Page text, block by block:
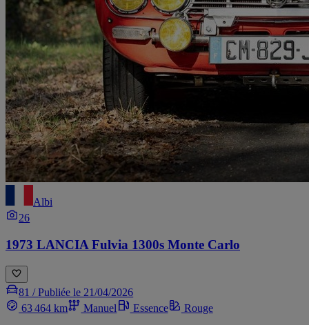
Albi
26
1973 LANCIA Fulvia 1300s Monte Carlo
81 /Publiée le 21/04/2026
63 464 km
Manuel Essence
Rouge